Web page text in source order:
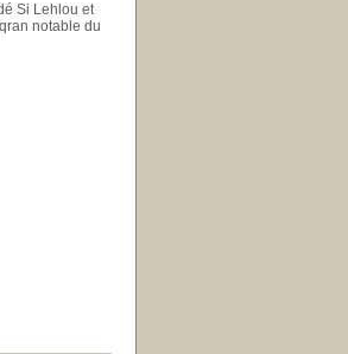
Si Lehlou et
notable du